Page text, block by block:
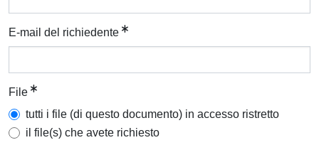
E-mail del richiedente
File
tutti i file (di questo documento) in accesso ristretto
il file(s) che avete richiesto